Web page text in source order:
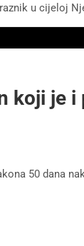
u cijeloj
koji je
50 dana